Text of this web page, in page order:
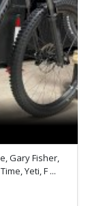
Gary Fisher,
Yeti, F ...